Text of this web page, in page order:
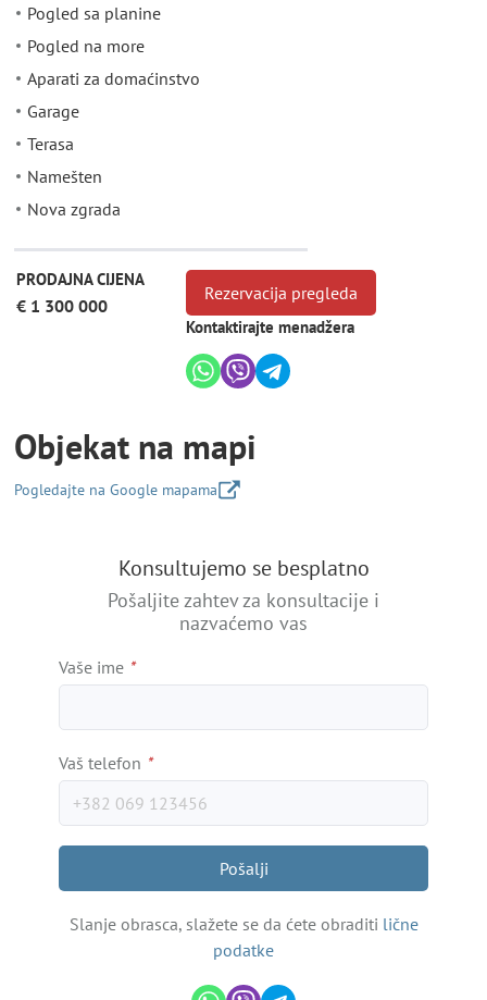
Pogled sa planine
Pogled na more
Aparati za domaćinstvo
Garage
Terasa
Namešten
Nova zgrada
PRODAJNA CIJENA
€ 1 300 000
Rezervacija pregleda
Kontaktirajte menadžera
Objekat na mapi
Pogledajte na Google mapama
Konsultujemo se besplatno
Pošaljite zahtev za konsultacije i
nazvaćemo vas
Vaše ime *
Vaš telefon *
Pošalji
Slanje obrasca, slažete se da ćete obraditi lične
podatke